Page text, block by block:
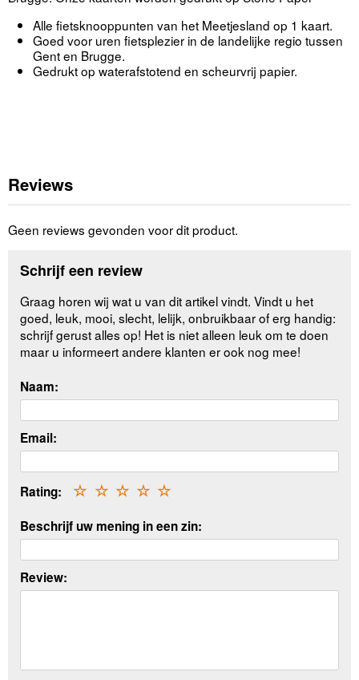
Alle fietsknooppunten van het Meetjesland op 1 kaart.
Goed voor uren fietsplezier in de landelijke regio tussen
Gent en Brugge.
Gedrukt op waterafstotend en scheurvrij papier.
Reviews
Geen reviews gevonden voor dit product.
Schrijf een review
Graag horen wij wat u van dit artikel vindt. Vindt u het
goed, leuk, mooi, slecht, lelijk, onbruikbaar of erg handig:
schrijf gerust alles op! Het is niet alleen leuk om te doen
maar u informeert andere klanten er ook nog mee!
Naam:
Email:
Rating: ☆
☆
☆
☆
☆
Beschrijf uw mening in een zin:
Review: